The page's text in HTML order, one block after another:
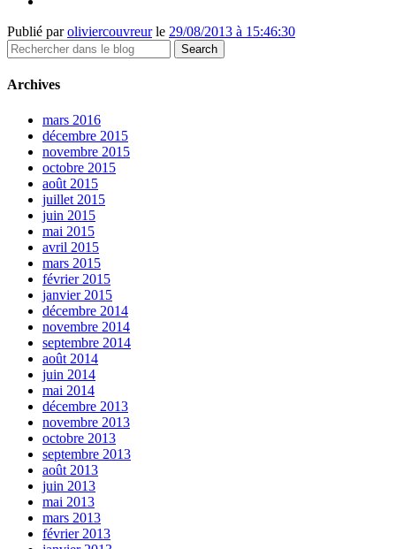
Publié paroliviercouvreurle 29/08/2013 à 15:46:30
Archives
mars 2016
décembre 2015
novembre 2015
octobre 2015
août 2015
juillet 2015
juin 2015
mai 2015
avril 2015
mars 2015
février 2015
janvier 2015
décembre 2014
novembre 2014
septembre 2014
août 2014
juin 2014
mai 2014
décembre 2013
novembre 2013
octobre 2013
septembre 2013
août 2013
juin 2013
mai 2013
mars 2013
février 2013